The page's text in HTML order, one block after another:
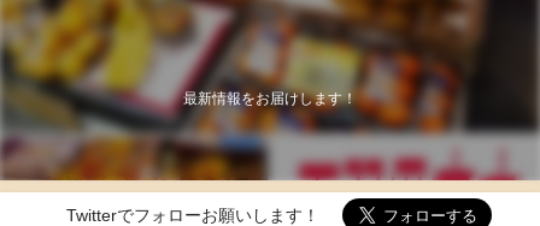
最新情報をお届けします！
Twitterでフォローお願いします！